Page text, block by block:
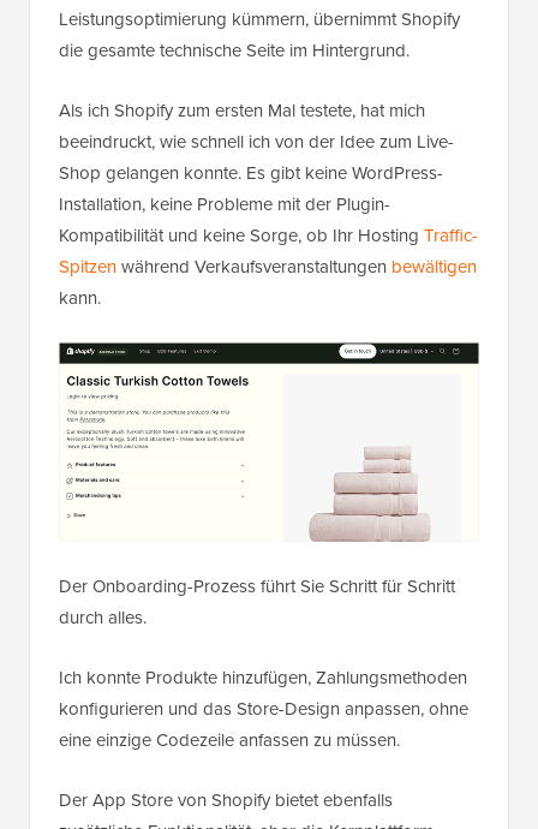
Leistungsoptimierung kümmern, übernimmt Shopify
die gesamte technische Seite im Hintergrund.
Als ich Shopify zum ersten Mal testete, hat mich
beeindruckt, wie schnell ich von der Idee zum Live-
Shop gelangen konnte. Es gibt keine WordPress-
Installation, keine Probleme mit der Plugin-
Kompatibilität und keine Sorge, ob Ihr Hosting Traffic-
Spitzenwährend Verkaufsveranstaltungen bewältigen
kann.
Der Onboarding-Prozess führt Sie Schritt für Schritt
durch alles.
Ich konnte Produkte hinzufügen, Zahlungsmethoden
konfigurieren und das Store-Design anpassen, ohne
eine einzige Codezeile anfassen zu müssen.
Der App Store von Shopify bietet ebenfalls